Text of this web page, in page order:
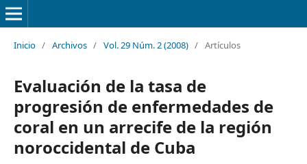
Inicio / Archivos / Vol. 29 Núm. 2 (2008) / Artículos
Evaluación de la tasa de
progresión de enfermedades de
coral en un arrecife de la región
noroccidental de Cuba